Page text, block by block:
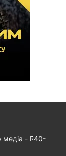
медіа - R40-